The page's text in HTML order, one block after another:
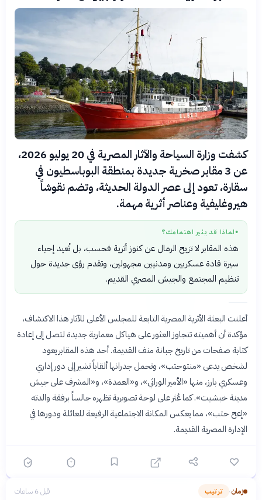
كشفت وزارة السياحة والآثار المصرية في 20 يوليو 2026،
عن 3 مقابر صخرية جديدة بمنطقة البوباسطيون في
سقارة، تعود إلى عصر الدولة الحديثة، وتضم نقوشاً
هيروغليفية وعناصر أثرية مهمة.
● لماذا قد يثير اهتمامك؟
هذه المقابر لا تزيح الرمال عن كنوز أثرية فحسب، بل تُعيد إحياء
سيرة قادة عسكريين ومدنيين مجهولين، وتقدم رؤى جديدة حول
تنظيم المجتمع والجيش المصري القديم.
أعلنت البعثة الأثرية المصرية التابعة للمجلس الأعلى للآثار هذا الاكتشاف،
مؤكدة أن أهميته تتجاوز العثور على هياكل معمارية جديدة لتصل إلى إعادة
كتابة صفحات من تاريخ جبانة منف القديمة. أحد هذه المقابر يعود
لشخص يدعى «منتوحتب»، وتحمل جدرانها ألقاباً تشير إلى دور إداري
وعسكري بارز، منها «الأمير الوراثي»، و«العمدة»، و«المشرف على جيش
مدينة خبشيت». كما عُثر على لوحة تصويرية تظهره جالساً برفقة والدته
«إعح حتب»، مما يعكس المكانة الاجتماعية الرفيعة للعائلة ودورها في
الإدارة المصرية القديمة.
زمان› ترتيب قبل 6 ساعات